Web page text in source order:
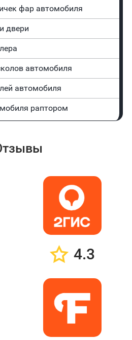
фар автомобиля
двери
автомобиля
автомобиля
раптором
4.3